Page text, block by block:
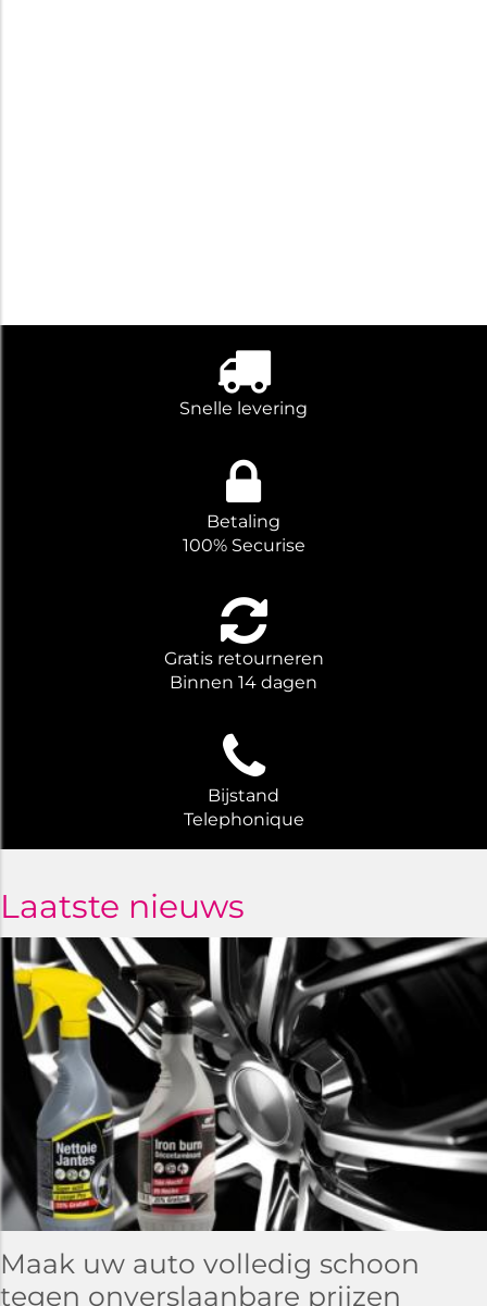
Snelle levering
Betaling
100% Securise
Gratis retourneren
Binnen 14 dagen
Bijstand
Telephonique
Laatste nieuws
Maak uw auto volledig schoon
tegen onverslaanbare prijzen